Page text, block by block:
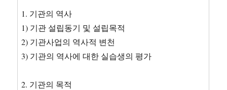
1. 기관의 역사
1) 기관 설립동기 및 설립목적
2) 기관사업의 역사적 변천
3) 기관의 역사에 대한 실습생의 평가
2. 기관의 목적